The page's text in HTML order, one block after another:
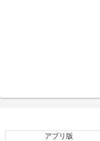
アプリ版